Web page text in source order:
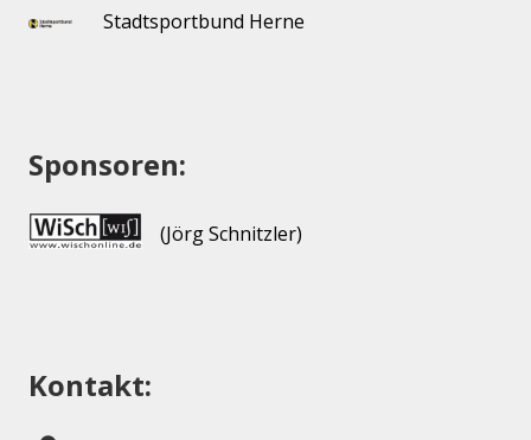
Stadtsportbund Herne
Sponsoren:
(Jörg Schnitzler)
Kontakt: